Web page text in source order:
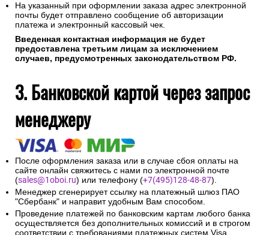
На указанный при оформлении заказа адрес электронной
почты будет отправлено сообщение об авторизации
платежа и электронный кассовый чек.
Введенная контактная информация не будет
предоставлена третьим лицам за исключением
случаев, предусмотренных законодательством РФ.
3. Банковской картой через запрос
менеджеру
После оформления заказа или в случае сбоя оплаты на
сайте онлайн свяжитесь с нами по электронной почте
(sales@1oboi.ru) или телефону (+7(495)128-48-87).
Менеджер сгенерирует ссылку на платежный шлюз ПАО
"Сбербанк" и направит удобным Вам способом.
Проведение платежей по банковским картам любого банка
осуществляется без дополнительных комиссий и в строгом
соответствии с требованиями платежных систем Visa,